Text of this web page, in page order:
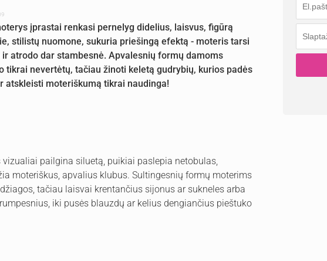
įprastai renkasi pernelyg didelius, laisvus, figūrą
stilistų nuomone, sukuria priešingą efektą - moteris tarsi
atrodo dar stambesnė. Apvalesnių formų damoms
tikrai nevertėtų, tačiau žinoti keletą gudrybių, kurios padės
atskleisti moteriškumą tikrai naudinga!
pailgina siluetą, puikiai paslepia netobulas,
moteriškus, apvalius klubus. Sultingesnių formų moterims
tačiau laisvai krentančius sijonus ar sukneles arba
iki pusės blauzdų ar kelius dengiančius pieštuko